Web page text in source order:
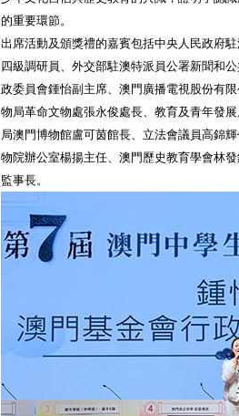
的重要環節。
出席活動及頒獎禮的嘉賓包括中央人民政府
四級調研員、外交部駐澳特派員公署新聞和
政委員會鍾怡副主席、澳門廣播電視股份有
物局革命文物處張永俊處長、教育及青年發
局澳門博物館盧可茵館長、立法會議員高錦
物院辦公室楊揚主任、澳門歷史教育學會林
監事長。